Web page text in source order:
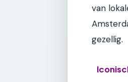
van
gezellig.